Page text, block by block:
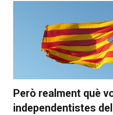
Però realment què
independentistes